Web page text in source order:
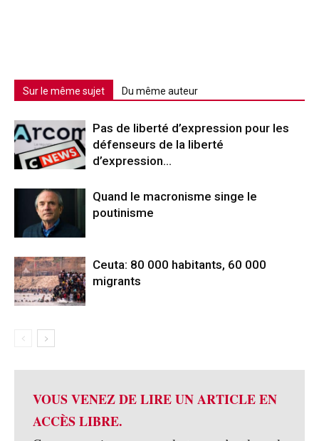
Sur le même sujet Du même auteur
Pas de liberté d’expression pour les
défenseurs de la liberté
d’expression…
Quand le macronisme singe le
poutinisme
Ceuta: 80 000 habitants, 60 000
migrants
VOUS VENEZ DE LIRE UN ARTICLE EN
ACCÈS LIBRE.